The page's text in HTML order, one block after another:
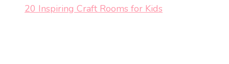
20 Inspiring Craft Rooms for Kids